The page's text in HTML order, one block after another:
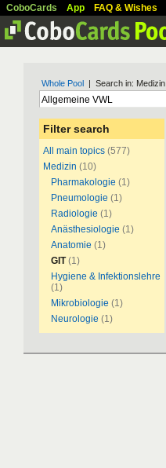
CoboCards App FAQ & Wishes
Whole Pool | Search in:
Filter search
All main topics (577)
Medizin (10)
Pharmakologie (1)
Pneumologie (1)
Radiologie (1)
Anästhesiologie (1)
Anatomie (1)
GIT (1)
Hygiene & Infektionslehre
(1)
Mikrobiologie (1)
Neurologie (1)